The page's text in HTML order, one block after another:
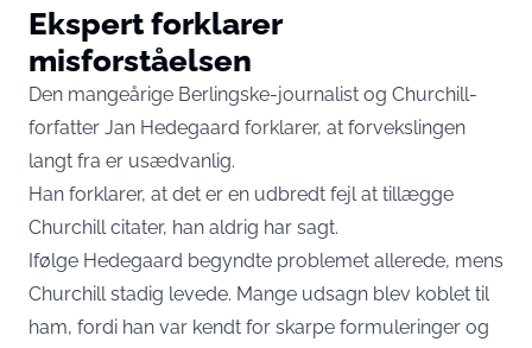
Ekspert forklarer
misforståelsen
Den mangeårige Berlingske-journalist og Churchill-
forfatter Jan Hedegaard forklarer, at forvekslingen
langt fra er usædvanlig.
Han forklarer, at det er en udbredt fejl at tillægge
Churchill citater, han aldrig har sagt.
Ifølge Hedegaard begyndte problemet allerede, mens
Churchill stadig levede. Mange udsagn blev koblet til
ham, fordi han var kendt for skarpe formuleringer og